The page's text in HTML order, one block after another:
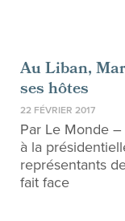
Au Liban,
ses hôtes
22 FÉVRIER 2017
Par Le Monde
à la
représentants
fait face